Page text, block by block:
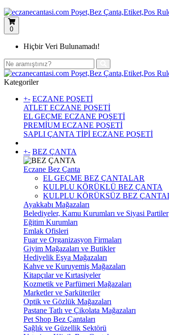
0
Hiçbir Veri Bulunamadı!
Kategoriler
+- ECZANE POŞETİ
ATLET ECZANE POŞETİ
EL GEÇME ECZANE POŞETİ
PREMİUM ECZANE POŞETİ
SAPLI ÇANTA TİPİ ECZANE POŞETİ
+- BEZ ÇANTA
Eczane Bez Çanta
EL GEÇME BEZ ÇANTALAR
KULPLU KÖRÜKLÜ BEZ ÇANTA
KULPLU KÖRÜKSÜZ BEZ
Ayakkabı Mağazaları
Belediyeler, Kamu Kurumları ve Siyasi Partiler
Eğitim Kurumları
Emlak Ofisleri
Fuar ve Organizasyon Firmaları
Giyim Mağazaları ve Butikler
Hediyelik Eşya Mağazaları
Kahve ve Kuruyemiş Mağazaları
Kitapçılar ve Kırtasiyeler
Kozmetik ve Parfümeri Mağazaları
Marketler ve Şarküteriler
Optik ve Gözlük Mağazaları
Pastane Tatlı ve Çikolata Mağazaları
Pet Shop Bez Çantaları
Sağlık ve Güzellik Sektörü